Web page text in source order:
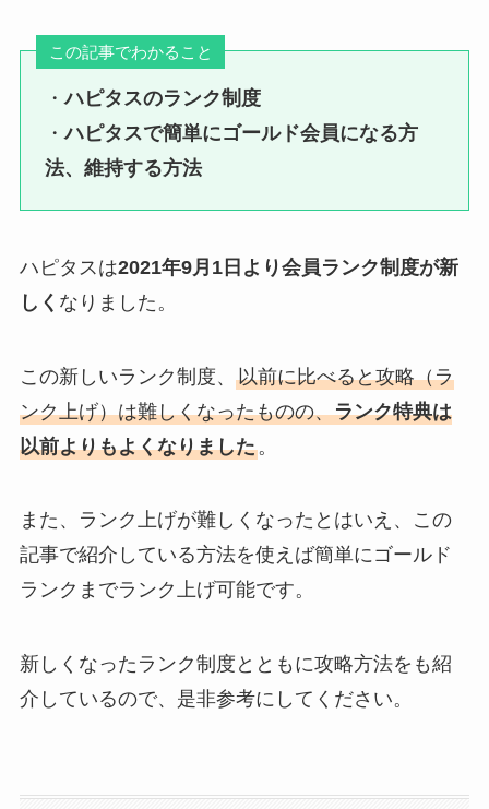
この記事でわかること
・ハピタスのランク制度
・ハピタスで簡単にゴールド会員になる方
法、維持する方法
ハピタスは2021年9月1日より会員ランク制度が新
しく なりました。
この新しいランク制度、 以前に比べると攻略（ラ
ンク上げ）は難しくなったものの、ランク特典は
以前よりもよくなりました。
また、ランク上げが難しくなったとはいえ、この
記事で紹介している方法を使えば簡単にゴールド
ランクまでランク上げ可能です。
新しくなったランク制度とともに攻略方法をも紹
介しているので、是非参考にしてください。